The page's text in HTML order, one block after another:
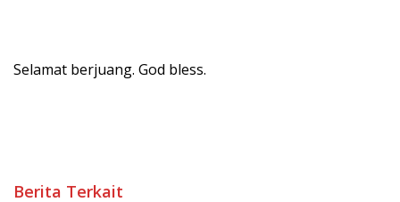
Selamat berjuang. God bless.
Berita Terkait